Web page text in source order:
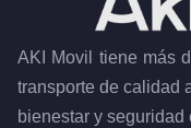
AKI Movil tiene más
transporte de calidad
bienestar y seguridad